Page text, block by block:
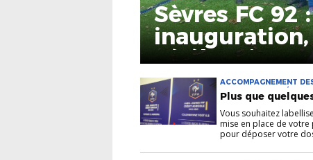
Sèvres FC
célébrations
ACCOMPAGNEMENT
JEUNES F.F.F. CRÉDIT
AGRICOLE FUTSAL
Plus que
Vous souhaitez
mise en place de votre
pour déposer votre